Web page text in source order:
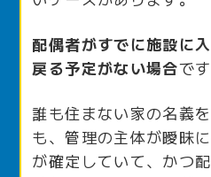
配偶者がすでに施設に
戻る予定がない場合です
誰も住まない家の名義
も、管理の主体が曖昧
が確定していて、かつ